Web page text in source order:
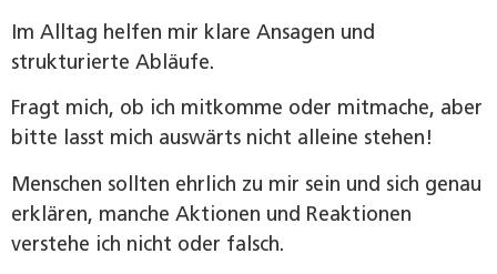
Im Alltag helfen mir klare Ansagen und
strukturierte Abläufe.
Fragt mich, ob ich mitkomme oder mitmache, aber
bitte lasst mich auswärts nicht alleine stehen!
Menschen sollten ehrlich zu mir sein und sich genau
erklären, manche Aktionen und Reaktionen
verstehe ich nicht oder falsch.